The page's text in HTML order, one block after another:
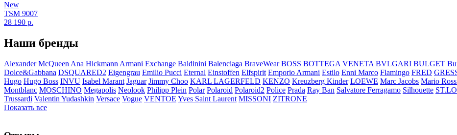
New
TSM 9007
28 190 р.
Наши бренды
Alexander McQueen Ana Hickmann Armani Exchange Baldinini Balenciaga BraveWear BOSS BOTTEGA VENETA BVLGARI BULGET
Dolce&Gabbana DSQUARED2 Eigengrau Emilio Pucci Eternal Einstoffen Elfspirit Emporio Armani Estilo Enni Marco Flamingo FRED
Hugo Hugo Boss INVU Isabel Marant Jaguar Jimmy Choo KARL LAGERFELD KENZO Kreuzberg Kinder LOEWE Marc Jacobs Mario
Montblanc MOSCHINO Megapolis Neolook Philipp Plein Polar Polaroid Polaroid2 Police Prada Ray Ban Salvatore Ferragamo Silhouette
Trussardi Valentin Yudashkin Versace Vogue VENTOE Yves Saint Laurent MISSONI ZITRONE
Показать все